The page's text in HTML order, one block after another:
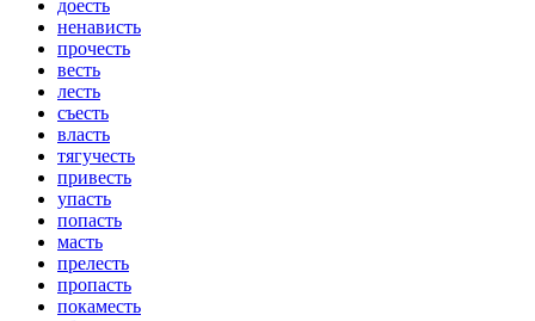
доесть
ненависть
прочесть
весть
лесть
съесть
власть
тягучесть
привесть
упасть
попасть
масть
прелесть
пропасть
покаместь